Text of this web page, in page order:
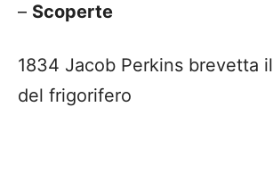
– Scoperte
1834 Jacob Perkins brevetta
del frigorifero